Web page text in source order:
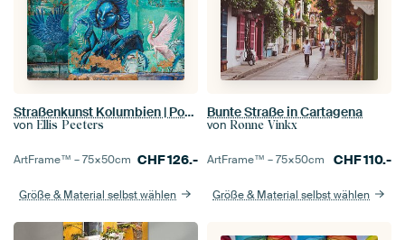
Straßenkunst Kolumbien | Portrait Frau in Blau
von Ellis Peeters
ArtFrame™ –75×50cm CHF126.-
Größe & Material selbst wählen
Bunte Straße in Cartagena
von Ronne Vinkx
ArtFrame™ –75×50cm CHF110.-
Größe & Material selbst wählen